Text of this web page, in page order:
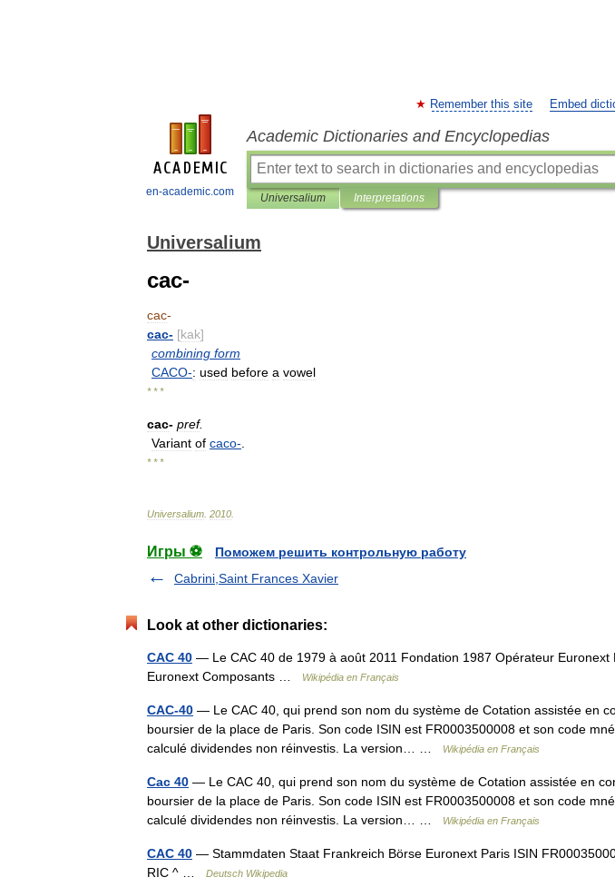
en-academic.com
Remember this site Embed
Academic Dictionaries and Encyclopedias
Universalium Interpretations
Universalium
cac-
cac-
cac- [kak]
combining form
CACO-: used before a vowel
* * *
cac- pref.
Variant of caco-
* * *
Universalium 2010
Игры ⚽
Поможем решить контрольную работу
Cabrini,Saint Frances Xavier
Look at other dictionaries:
CAC 40 — Le CAC 40 de 1979 à août 2011 Fondation 1987 Opérateur Euronext
Euronext Composants …
Wikipédia en Français
CAC-40 — Le CAC 40, qui prend son nom du système de Cotation assistée en
boursier de la place de Paris. Son code ISIN est FR0003500008 et son code
calculé dividendes non réinvestis. La version… …
Wikipédia en Français
Cac 40 — Le CAC 40, qui prend son nom du système de Cotation assistée en
boursier de la place de Paris. Son code ISIN est FR0003500008 et son code
calculé dividendes non réinvestis. La version… …
Wikipédia en Français
CAC 40 — Stammdaten Staat Frankreich Börse Euronext Paris ISIN
RIC ^ …
Deutsch Wikipedia